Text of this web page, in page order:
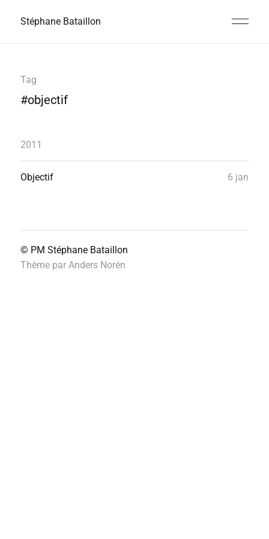
Stéphane Bataillon
Tag
#objectif
2011
Objectif 6 jan
© PM Stéphane Bataillon
Thème par Anders Norén